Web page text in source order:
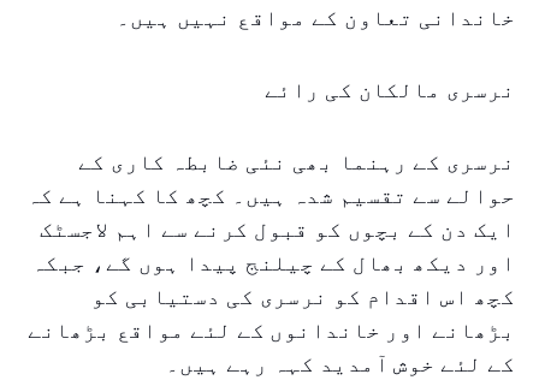
خاندانی تعاون کے مواقع نہیں ہیں۔
نرسری مالکان کی رائے
نرسری کے رہنما بھی نئی ضابطہ کاری کے
حوالے سے تقسیم شدہ ہیں۔ کچھ کا کہنا ہے کہ
ایک دن کے بچوں کو قبول کرنے سے اہم لاجسٹک
اور دیکھ بھال کے چیلنج پیدا ہوں گے، جبکہ
کچھ اس اقدام کو نرسری کی دستیابی کو
بڑھانے اور خاندانوں کے لئے مواقع بڑھانے
کے لئے خوش آمدید کہہ رہے ہیں۔